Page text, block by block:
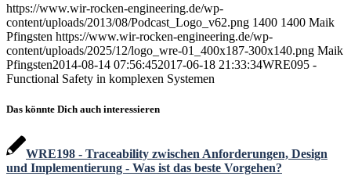
https://www.wir-rocken-engineering.de/wp-
content/uploads/2013/08/Podcast_Logo_v62.png 1400 1400 Maik
Pfingsten https://www.wir-rocken-engineering.de/wp-
content/uploads/2025/12/logo_wre-01_400x187-300x140.png Maik
Pfingsten2014-08-14 07:56:452017-06-18 21:33:34WRE095 -
Functional Safety in komplexen Systemen
Das könnte Dich auch interessieren
WRE198 - Traceability zwischen Anforderungen, Design
und Implementierung - Was ist das beste Vorgehen?